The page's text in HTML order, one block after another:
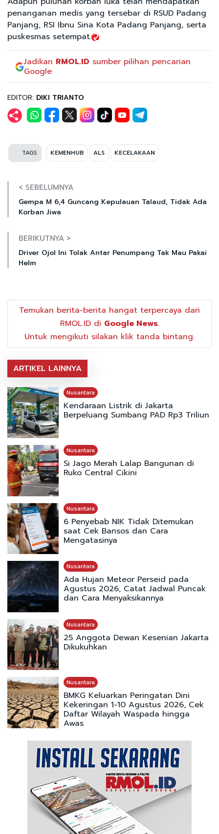
penanganan medis yang tersebar di RSUD Padang
Panjang, RSI Ibnu Sina Kota Padang Panjang, serta
puskesmas setempat.
Jadikan RMOL.ID sumber pilihan pencarian
Google
EDITOR: DIKI TRIANTO
TAGS KEMENHUB ALS KECELAKAAN
< SEBELUMNYA
Gempa M 6,4 Guncang Kepulauan Talaud, Tidak Ada
Korban Jiwa
BERIKUTNYA >
Driver Ojol Ini Tolak Antar Penumpang Tak Mau Pakai
Helm
Temukan berita-berita hangat terpercaya dari
RMOL.ID di Google News.
Untuk mengikuti silakan klik tanda bintang.
ARTIKEL LAINNYA
Nusantara
Kendaraan Listrik di Jakarta
Berpeluang Sumbang PAD Rp3 Triliun
Nusantara
Si Jago Merah Lalap Bangunan di
Ruko Central Cikini
Nusantara
6 Penyebab NIK Tidak Ditemukan
saat Cek Bansos dan Cara
Mengatasinya
Nusantara
Ada Hujan Meteor Perseid pada
Agustus 2026, Catat Jadwal Puncak
dan Cara Menyaksikannya
Nusantara
25 Anggota Dewan Kesenian Jakarta
Dikukuhkan
Nusantara
BMKG Keluarkan Peringatan Dini
Kekeringan 1-10 Agustus 2026, Cek
Daftar Wilayah Waspada hingga
Awas